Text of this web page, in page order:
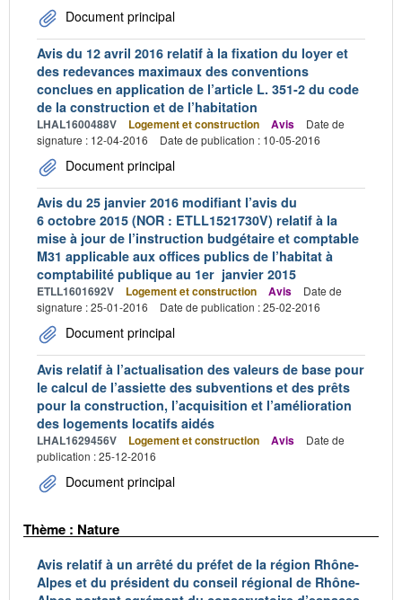
Document principal
Avis du 12 avril 2016 relatif à la fixation du loyer et
des redevances maximaux des conventions
conclues en application de l’article L. 351-2 du code
de la construction et de l’habitation
LHAL1600488V Logement et construction Avis
Date de
signature : 12-04-2016
Date de publication : 10-05-2016
Document principal
Avis du 25 janvier 2016 modifiant l’avis du
6 octobre 2015 (NOR : ETLL1521730V) relatif à la
mise à jour de l’instruction budgétaire et comptable
M31 applicable aux offices publics de l’habitat à
comptabilité publique au 1er janvier 2015
ETLL1601692V Logement et construction Avis
Date de
signature : 25-01-2016
Date de publication : 25-02-2016
Document principal
Avis relatif à l’actualisation des valeurs de base pour
le calcul de l’assiette des subventions et des prêts
pour la construction, l’acquisition et l’amélioration
des logements locatifs aidés
LHAL1629456V Logement et construction Avis
Date de
publication : 25-12-2016
Document principal
Thème : Nature
Avis relatif à un arrêté du préfet de la région Rhône-
Alpes et du président du conseil régional de Rhône-